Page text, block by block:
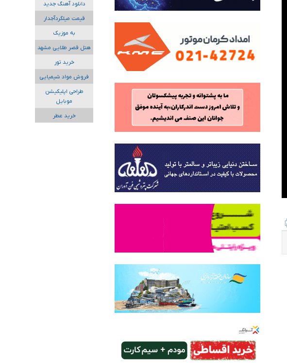
دانلود آهنگ جدید
قیمت میلگردآجدار
به موزیک
هتل قصر طلایی مشهد
خرید تور
فروش مواد شیمیایی
طراحی اپلیکیشن
موبایل
خرید عطر